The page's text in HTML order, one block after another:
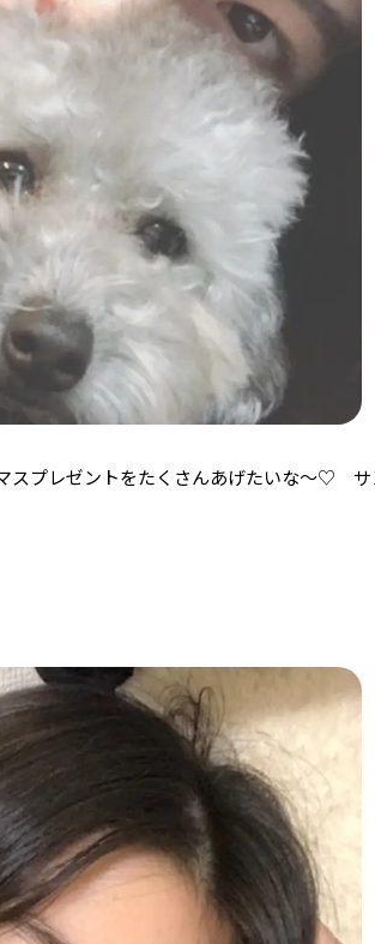
スプレゼントをたくさんあげたいな～♡ サ